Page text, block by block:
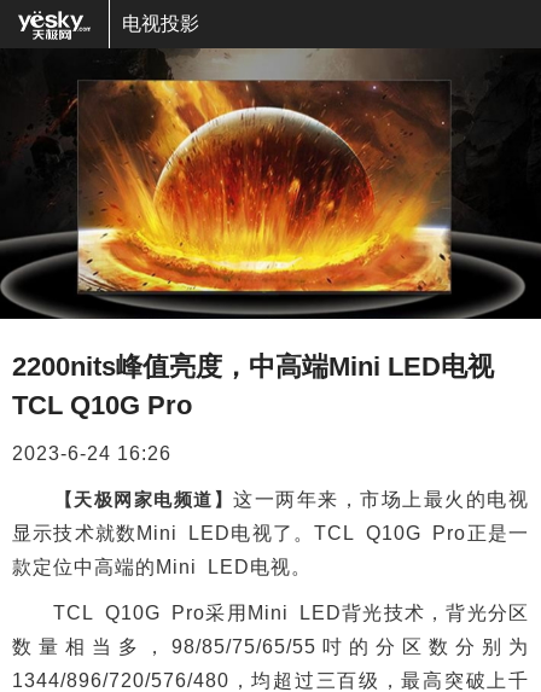
电视投影
2200nits峰值亮度，中高端Mini LED电视
TCL Q10G Pro
2023-6-24 16:26
【天极网家电频道】这一两年来，市场上最火的电视
显示技术就数Mini LED电视了。TCL Q10G Pro正是一
款定位中高端的Mini LED电视。
TCL Q10G Pro采用Mini LED背光技术，背光分区
数量相当多，98/85/75/65/55吋的分区数分别为
1344/896/720/576/480，均超过三百级，最高突破上千